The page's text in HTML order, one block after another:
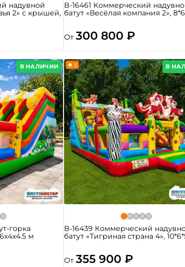
надувной
2» с крышей,
B-16461 Коммерческий
батут «Весёлая компания 2»,
От 300 800 ₽
В НАЛИЧИИ
горка
м
В
5
B-16439 Коммерческий
батут «Тигриная страна 4»,
От 355 900 ₽